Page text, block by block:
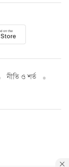
নীতি ও শর্ত